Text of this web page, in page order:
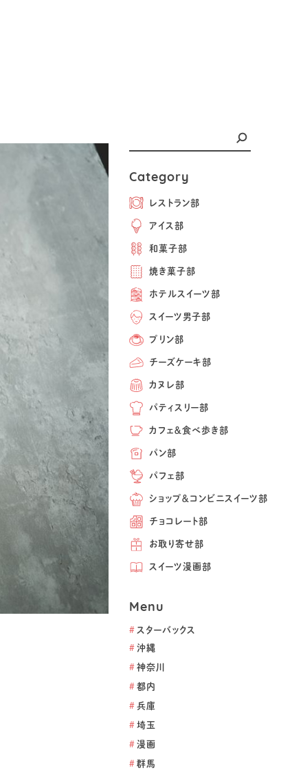
Category
レストラン部
アイス部
和菓子部
焼き菓子部
ホテルスイーツ部
スイーツ男子部
プリン部
チーズケーキ部
カヌレ部
パティスリー部
カフェ＆食べ歩き部
パン部
パフェ部
ショップ＆コンビニスイーツ部
チョコレート部
お取り寄せ部
スイーツ漫画部
Menu
# スターバックス
# 沖縄
# 神奈川
# 都内
# 兵庫
# 埼玉
# 漫画
# 群馬